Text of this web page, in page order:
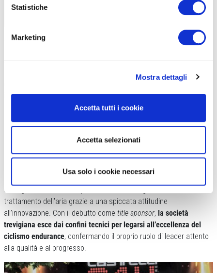
Statistiche
Marketing
Mostra dettagli
Accetta tutti i cookie
Accetta selezionati
Usa solo i cookie necessari
I responsabili organizzativi insieme a quelli di Connection e Castelli: un’unione
formidabile
Anche Alessio Cremonese pone l’accento sulla natura poliedrica
La 24 Ore di Feltre non è solo una
competizione sportiva, ma un evento mediatico di respiro
internazionale, che coinvolge eccellenze di diversi settori, dallo
spettacolo alla musica. Fondamentale resta inoltre la vocazione
benefica della kermesse, con numerose squadre impegnate
attivamente nella raccolta fondi per finalità solidali.
CHI È CONNECTION?
Nata nel 1999 a San Vendemiano, Connection Srl è oggi un pilastro
distingue in mercati competitivi come la refrigerazione e il
trattamento dell’aria grazie a una spiccata attitudine
all’innovazione. Con il debutto come title sponsor, la società
trevigiana esce dai confini tecnici per legarsi all’eccellenza del
ciclismo endurance, confermando il proprio ruolo di leader attento
alla qualità e al progresso.